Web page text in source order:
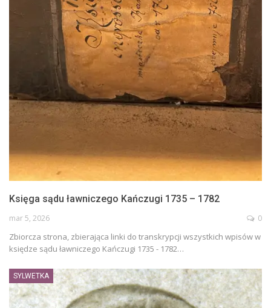
Księga sądu ławniczego Kańczugi 1735 – 1782
mar 5, 2026 0
Zbiorcza strona, zbierająca linki do transkrypcji wszystkich wpisów w
księdze sądu ławniczego Kańczugi 1735 - 1782…
SYLWETKA